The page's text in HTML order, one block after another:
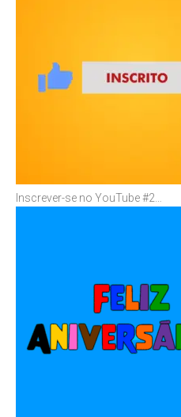
Inscrever-se no YouTube #2…